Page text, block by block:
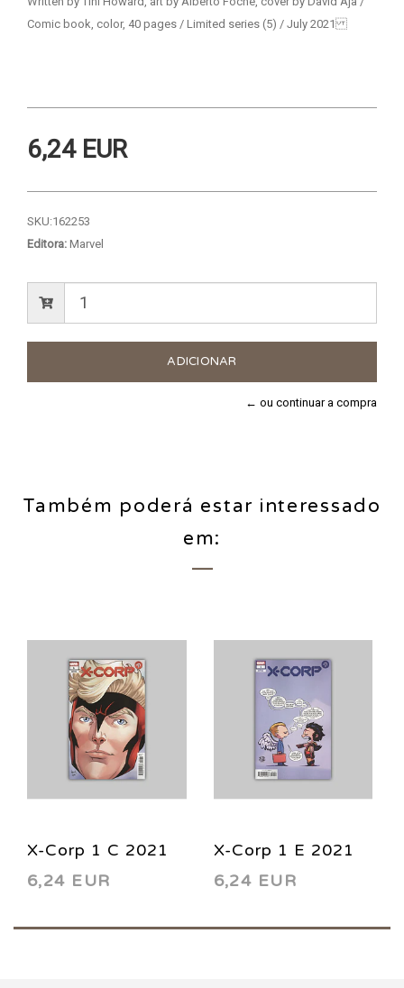
Comic book, color, 40 pages / Limited series (5) / July 2021
6,24 EUR
SKU:162253
Editora: Marvel
← ou continuar a compra
Também poderá estar interessado
em:
X-Corp 1 C 2021
6,24 EUR
X-Corp 1 E 2021
6,24 EUR